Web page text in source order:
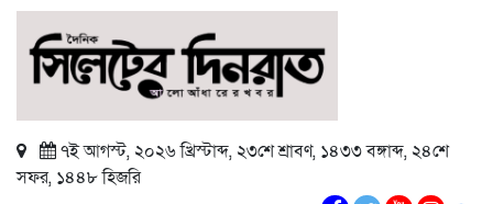
৭ই আগস্ট, ২০২৬ খ্রিস্টাব্দ, ২৩শে শ্রাবণ, ১৪৩৩ বঙ্গাব্দ, ২৪শে
সফর, ১৪৪৮ হিজরি